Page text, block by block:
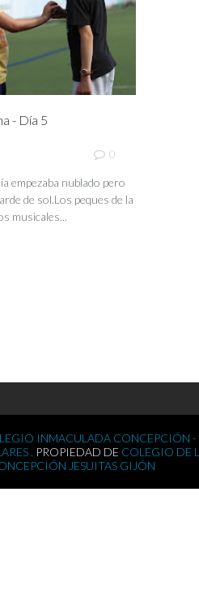
- Día 5
0
empezaba nublado pero
de sol.Los peques de la
musicales...
INMACULADA CONCEPCIÓN -
. PROPIEDAD DE COLEGIO DE
JESUITAS GIJÓN